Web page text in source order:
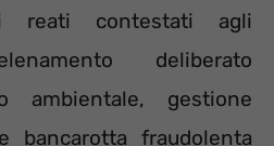
reati contestati agli
deliberato
ambientale, gestione
fraudolenta